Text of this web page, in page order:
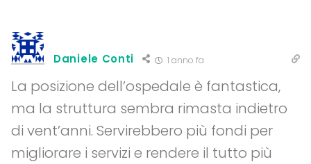
Daniele Conti 1 anno fa
La posizione dell’ospedale è fantastica,
ma la struttura sembra rimasta indietro
di vent’anni. Servirebbero più fondi per
migliorare i servizi e rendere il tutto più